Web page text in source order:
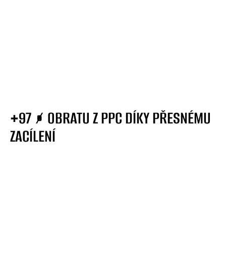
+97 % OBRATU Z PPC DÍKY PŘESNÉMU
ZACÍLENÍ